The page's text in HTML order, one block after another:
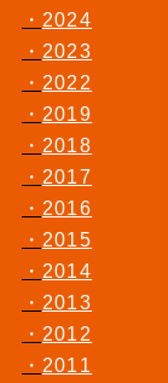
2024
2023
2022
2019
2018
2017
2016
2015
2014
2013
2012
2011